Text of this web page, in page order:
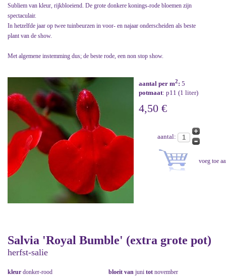
Subliem van kleur, rijkbloeiend. De grote donkere konings-rode bloemen zijn
spectaculair.
In hetzelfde jaar op twee tuinbeurzen in voor- en najaar onderscheiden als beste
plant van de show.
Met algemene instemming dus; de beste rode, een non stop show.
aantal per m2: 5
potmaat: p11 (1 liter)
4,50 €
aantal:
Salvia 'Royal Bumble' (extra grote pot)
herfst-salie
kleur donker-rood bloeit van juni tot november